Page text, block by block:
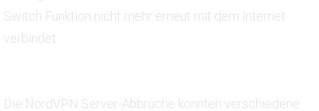
Switch Funktion nicht mehr erneut mit dem Internet
verbindet.
Die NordVPN Server-Abbrüche konnten verschiedene